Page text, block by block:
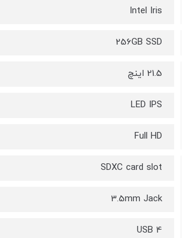
Intel Iris
256GB SSD
21.5 اینچ
LED IPS
Full HD
SDXC card slot
3.5mm Jack
4 USB